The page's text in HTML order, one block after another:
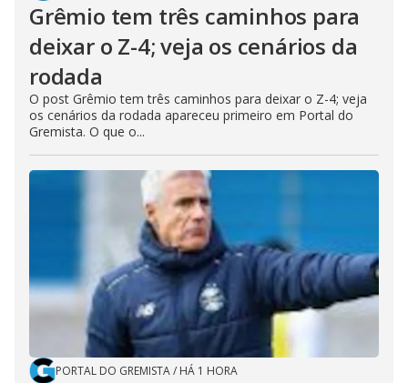
Grêmio tem três caminhos para
deixar o Z-4; veja os cenários da
rodada
O post Grêmio tem três caminhos para deixar o Z-4; veja
os cenários da rodada apareceu primeiro em Portal do
Gremista. O que o...
PORTAL DO GREMISTA/ HÁ 1 HORA